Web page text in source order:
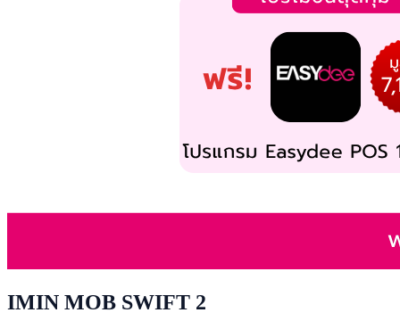
IMIN MOB SWIFT 2